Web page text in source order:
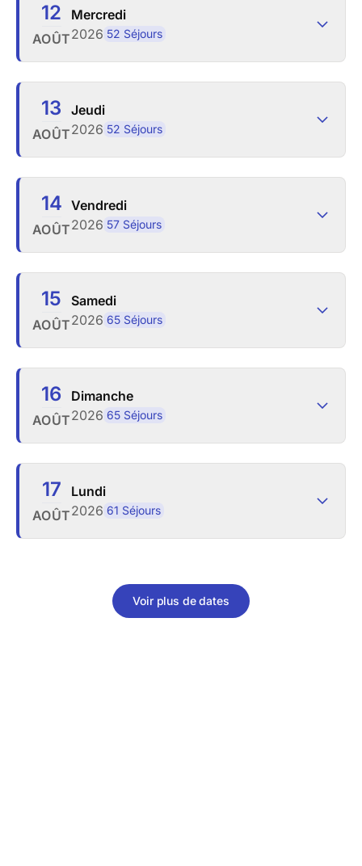
12
AOÛT
Mercredi
2026 52 Séjours
13
AOÛT
Jeudi
2026 52 Séjours
14
AOÛT
Vendredi
2026 57 Séjours
15
AOÛT
Samedi
2026 65 Séjours
16
AOÛT
Dimanche
2026 65 Séjours
17
AOÛT
Lundi
2026 61 Séjours
Voir plus de dates